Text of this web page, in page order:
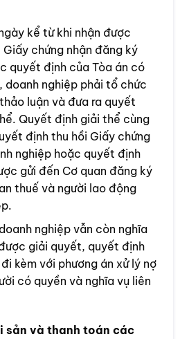
kể từ khi nhận được
chứng nhận đăng ký
quyết định của Tòa án có
doanh nghiệp phải tổ chức
luận và đưa ra quyết
Quyết định giải thể cùng
định thu hồi Giấy chứng
nghiệp hoặc quyết định
gửi đến Cơ quan đăng ký
thuế và người lao động
nghiệp vẫn còn nghĩa
giải quyết, quyết định
kèm với phương án xử lý nợ
có quyền và nghĩa vụ liên
sản và thanh toán các